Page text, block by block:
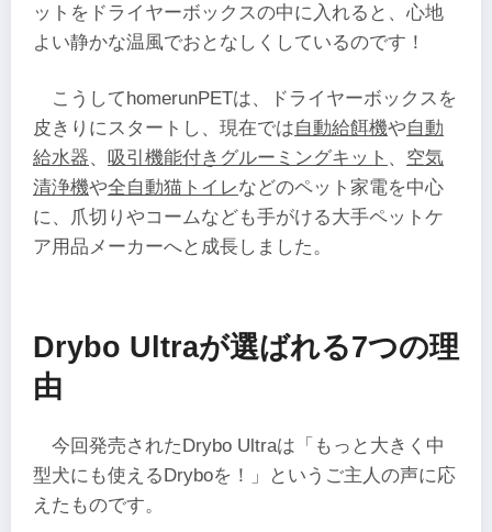
ットをドライヤーボックスの中に入れると、心地
よい静かな温風でおとなしくしているのです！
こうしてhomerunPETは、ドライヤーボックスを
皮きりにスタートし、現在では自動給餌機や自動
給水器、 吸引機能付きグルーミングキット 、 空気
清浄機や全自動猫トイレなどのペット家電を中心
に、爪切りやコームなども手がける大手ペットケ
ア用品メーカーへと成長しました。
Drybo Ultraが選ばれる7つの理
由
今回発売されたDrybo Ultraは「もっと大きく中
型犬にも使えるDryboを！」というご主人の声に応
えたものです。